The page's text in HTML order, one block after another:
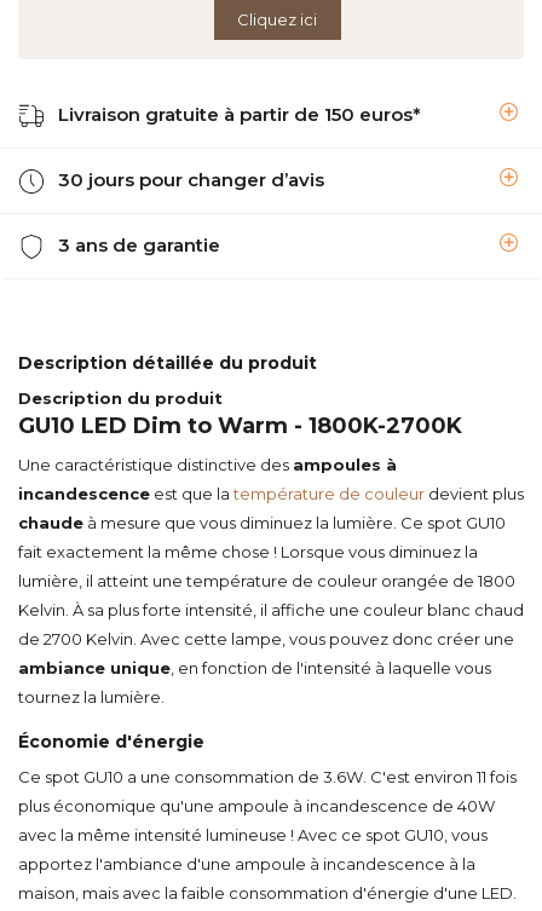
Cliquez ici
Livraison gratuite à partir de 150 euros*
30 jours pour changer d’avis
3 ans de garantie
Description détaillée du produit
Description du produit
GU10 LED Dim to Warm - 1800K-2700K
Une caractéristique distinctive des ampoules à
incandescence est que latempérature de couleur devient plus
chaude à mesure que vous diminuez la lumière. Ce spot GU10
fait exactement la même chose ! Lorsque vous diminuez la
lumière, il atteint une température de couleur orangée de 1800
Kelvin. À sa plus forte intensité, il affiche une couleur blanc chaud
de 2700 Kelvin. Avec cette lampe, vous pouvez donc créer une
ambiance unique , en fonction de l'intensité à laquelle vous
tournez la lumière.
Économie d'énergie
Ce spot GU10 a une consommation de 3.6W. C'est environ 11 fois
plus économique qu'une ampoule à incandescence de 40W
avec la même intensité lumineuse ! Avec ce spot GU10, vous
apportez l'ambiance d'une ampoule à incandescence à la
maison, mais avec la faible consommation d'énergie d'une LED.